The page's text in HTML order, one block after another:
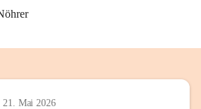
21. Mai 2026